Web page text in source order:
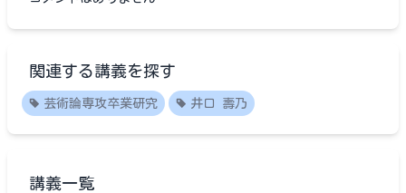
関連する講義を探す
芸術論専攻卒業研究 井口 壽乃
講義一覧